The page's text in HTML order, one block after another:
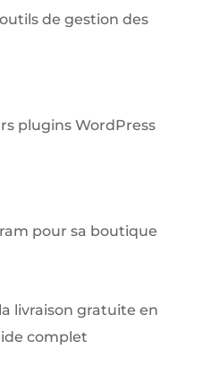
de gestion des
plugins WordPress
pour sa boutique
livraison gratuite en
complet